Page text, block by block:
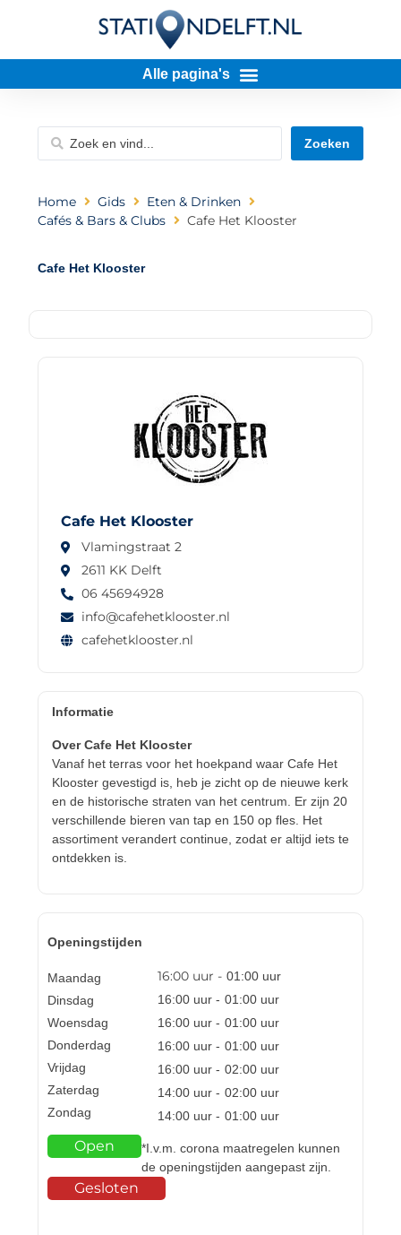
Zoeken
Home Gids
Eten & Drinken
Cafés & Bars & Clubs
Cafe Het Klooster
Cafe Het Klooster
Cafe Het Klooster
Vlamingstraat 2
2611 KK Delft
06 45694928
info@cafehetklooster.nl
cafehetklooster.nl
Informatie
Over Cafe Het Klooster
Vanaf het terras voor het hoekpand waar Cafe Het
Klooster gevestigd is, heb je zicht op de nieuwe kerk
en de historische straten van het centrum. Er zijn 20
verschillende bieren van tap en 150 op fles. Het
assortiment verandert continue, zodat er altijd iets te
ontdekken is.
Openingstijden
Maandag
Dinsdag
Woensdag
Donderdag
Vrijdag
Zaterdag
Zondag
16:00 uur - 01:00 uur
16:00 uur - 01:00 uur
16:00 uur - 01:00 uur
16:00 uur - 01:00 uur
16:00 uur - 02:00 uur
14:00 uur - 02:00 uur
14:00 uur - 01:00 uur
Open
*I.v.m. corona maatregelen kunnen
de openingstijden aangepast zijn.
Gesloten